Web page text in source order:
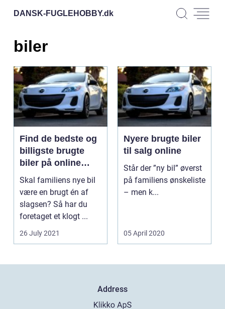
DANSK-FUGLEHOBBY.dk
biler
Find de bedste og
billigste brugte
biler på online
bilportal
Skal familiens nye bil
være en brugt én af
slagsen? Så har du
foretaget et klogt ...
26 July 2021
Nyere brugte biler
til salg online
Står der ”ny bil” øverst
på familiens ønskeliste
– men k...
05 April 2020
Address